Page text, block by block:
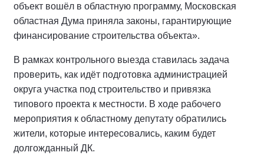
объект вошёл в областную программу, Московская
областная Дума приняла законы, гарантирующие
финансирование строительства объекта».
В рамках контрольного выезда ставилась задача
проверить, как идёт подготовка администрацией
округа участка под строительство и привязка
типового проекта к местности. В ходе рабочего
мероприятия к областному депутату обратились
жители, которые интересовались, каким будет
долгожданный ДК.